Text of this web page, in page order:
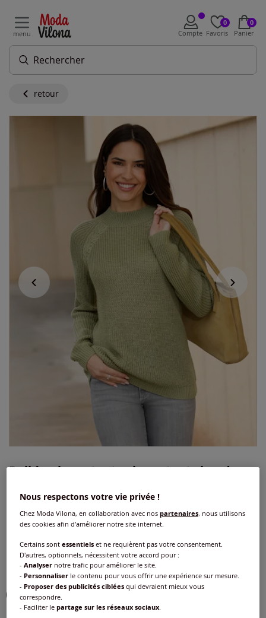
menu Compte
0
Favoris
0
Panier
retour
Pull à col montant col montant chaud
Réf : 809.730.053 4.6 /
Couleur :vert roseau
Choisir une couleur :
Nous respectons votre vie privée !
Chez Moda Vilona, en collaboration avec nospartenaires, nous utilisons
des cookies afin d'améliorer notre site internet.
Certains sontessentiels et ne requièrent pas votre consentement.
D'autres, optionnels, nécessitent votre accord pour :
-Analyser notre trafic pour améliorer le site.
- Personnaliser le contenu pour vous offrir une expérience sur mesure.
- Proposer des publicités ciblées qui devraient mieux vous
correspondre.
- Faciliter lepartage sur les réseaux sociaux.